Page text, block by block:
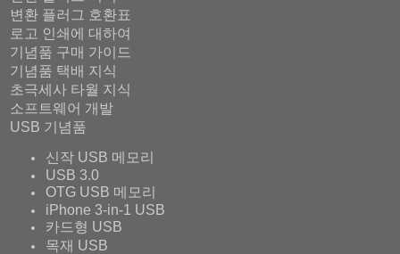
변환 플러그 호환표
로고 인쇄에 대하여
기념품 구매 가이드
기념품 택배 지식
초극세사 타월 지식
소프트웨어 개발
USB 기념품
신작 USB 메모리
USB 3.0
OTG USB 메모리
iPhone 3-in-1 USB
카드형 USB
목재 USB